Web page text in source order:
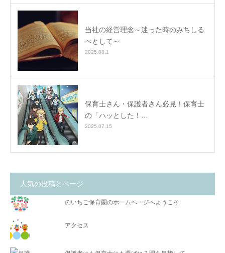
当社の経営理念～迷った時のみちしる
べとして～
2025.08.1
保育士さん・保護者さん必見！保育士
の「ハッとした！…
2025.07.15
人気の投稿とページ
のいちご保育園のホームページへようこそ
アクセス